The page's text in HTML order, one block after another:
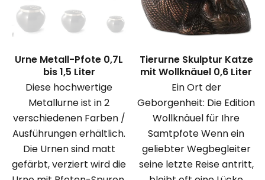
Urne Metall-Pfote 0,7L
bis 1,5 Liter
Diese hochwertige
Metallurne ist in 2
verschiedenen Farben /
Ausführungen erhältlich.
Die Urnen sind matt
gefärbt, verziert wird die
Tierurne Skulptur Katze
mit Wollknäuel 0,6 Liter
Ein Ort der
Geborgenheit: Die Edition
Wollknäuel für Ihre
Samtpfote Wenn ein
geliebter Wegbegleiter
seine letzte Reise antritt,